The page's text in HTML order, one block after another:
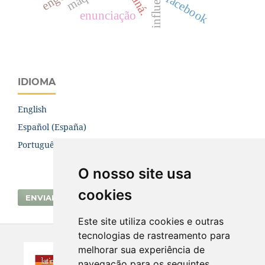
O nosso site usa
cookies
Este site utiliza cookies e outras
tecnologias de rastreamento para
melhorar sua experiência de
facebook
enunciação
IDIOMA
English
Español (España)
Português (Brasil)
ENVIAR SUBMISSÃO